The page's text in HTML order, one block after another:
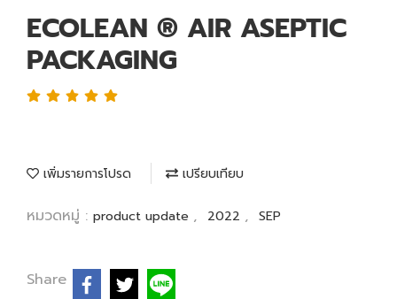
ECOLEAN ® AIR ASEPTIC
PACKAGING
เพิ่มรายการโปรด เปรียบเทียบ
หมวดหมู่ : product update , 2022 , SEP
Share